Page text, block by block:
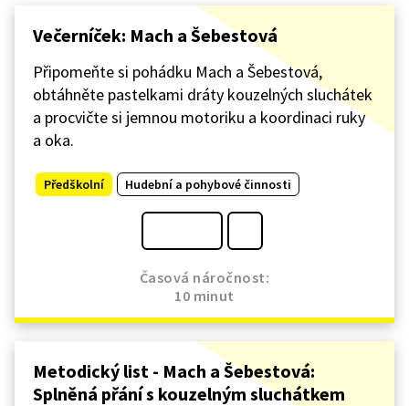
Večerníček: Mach a Šebestová
Připomeňte si pohádku Mach a Šebestová,
obtáhněte pastelkami dráty kouzelných sluchátek
a procvičte si jemnou motoriku a koordinaci ruky
a oka.
Předškolní Hudební a pohybové činnosti
Časová náročnost:
10 minut
Metodický list - Mach a Šebestová:
Splněná přání s kouzelným sluchátkem